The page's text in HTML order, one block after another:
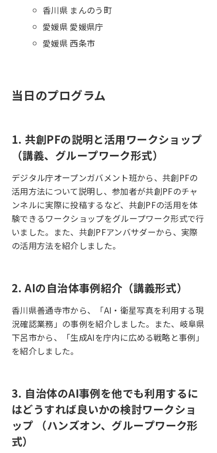
香川県 まんのう町
愛媛県 愛媛県庁
愛媛県 西条市
当日のプログラム
1. 共創PFの説明と活用ワークショップ
（講義、グループワーク形式）
デジタル庁オープンガバメント班から、共創PFの
活用方法について説明し、参加者が共創PFのチャ
ンネルに実際に投稿するなど、共創PFの活用を体
験できるワークショップをグループワーク形式で行
いました。また、共創PFアンバサダーから、実際
の活用方法を紹介しました。
2. AIの自治体事例紹介（講義形式）
香川県善通寺市から、「AI・衛星写真を利用する現
況確認業務」の事例を紹介しました。また、岐阜県
下呂市から、「生成AIを庁内に広める戦略と事例」
を紹介しました。
3. 自治体のAI事例を他でも利用するに
はどうすれば良いかの検討ワークショ
ップ​​ （ハンズオン、グループワーク形
式）